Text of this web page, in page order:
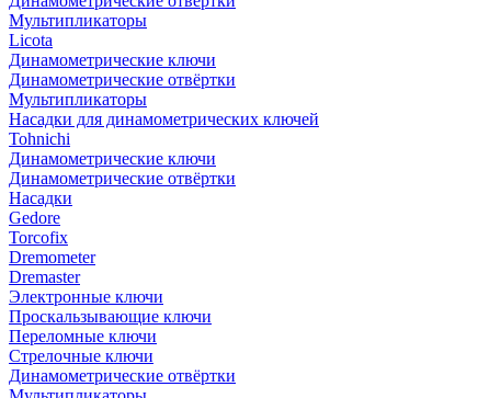
Мультипликаторы
Licota
Динамометрические ключи
Динамометрические отвёртки
Мультипликаторы
Насадки для динамометрических ключей
Tohnichi
Динамометрические ключи
Динамометрические отвёртки
Насадки
Gedore
Torcofix
Dremometer
Dremaster
Электронные ключи
Проскальзывающие ключи
Переломные ключи
Стрелочные ключи
Динамометрические отвёртки